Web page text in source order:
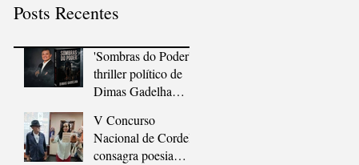
Posts Recentes
'Sombras do Poder':
thriller político de
Dimas Gadelha
V Concurso
Nacional de Cordel
consagra poesia